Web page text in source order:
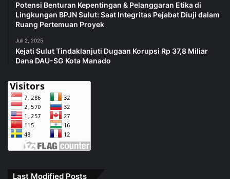
Potensi Benturan Kepentingan & Pelanggaran Etika di
Lingkungan BPJN Sulut: Saat Integritas Pejabat Diuji dalam
Ruang Pertemuan Proyek
Juli 2, 2025
Kejati Sulut Tindaklanjuti Dugaan Korupsi Rp 37,8 Miliar
Dana DAU-SG Kota Manado
Last Modified Posts